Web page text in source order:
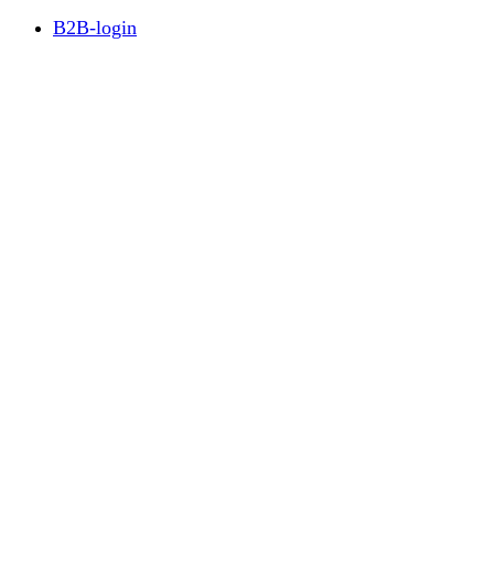
B2B-login